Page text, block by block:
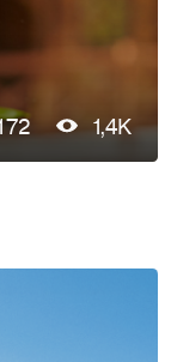
1,4K